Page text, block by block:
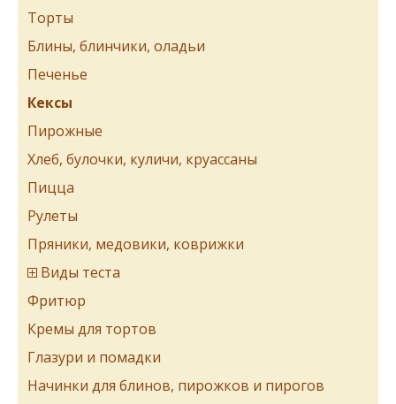
Торты
Блины, блинчики, оладьи
Печенье
Кексы
Пирожные
Хлеб, булочки, куличи, круассаны
Пицца
Рулеты
Пряники, медовики, коврижки
Виды теста
Фритюр
Кремы для тортов
Глазури и помадки
Начинки для блинов, пирожков и пирогов